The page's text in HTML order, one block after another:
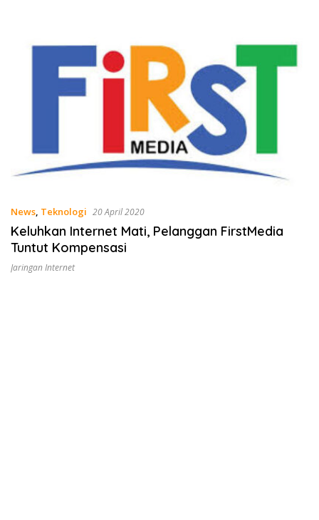
News, Teknologi 20 April 2020
Keluhkan Internet Mati, Pelanggan FirstMedia
Tuntut Kompensasi
Jaringan Internet